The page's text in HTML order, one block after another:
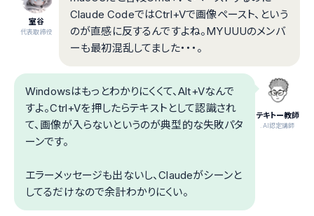
室谷
代表取締役
Claude CodeではCtrl+Vで画像ペースト、という
のが直感に反するんですよね。MYUUUのメンバ
ーも最初混乱してました・・・。
テキトー教師
.AI認定講師
Windowsはもっとわかりにくくて、Alt+Vなんで
すよ。Ctrl+Vを押したらテキストとして認識され
て、画像が入らないというのが典型的な失敗パタ
ーンです。
エラーメッセージも出ないし、Claudeがシーンと
してるだけなので余計わかりにくい。